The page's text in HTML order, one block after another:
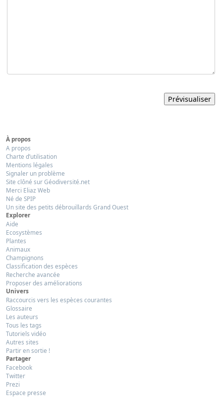
À propos
A propos
Charte d’utilisation
Mentions légales
Signaler un problème
Site clôné sur Géodiversité.net
Merci Eliaz Web
Né de SPIP
Un site des petits débrouillards Grand Ouest
Explorer
Aide
Ecosystèmes
Plantes
Animaux
Champignons
Classification des espèces
Recherche avancée
Proposer des améliorations
Univers
Raccourcis vers les espèces courantes
Glossaire
Les auteurs
Tous les tags
Tutoriels vidéo
Autres sites
Partir en sortie !
Partager
Facebook
Twitter
Prezi
Espace presse